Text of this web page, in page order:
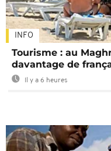
INFO
Tourisme : au
davantage de
Il y a 6 heures